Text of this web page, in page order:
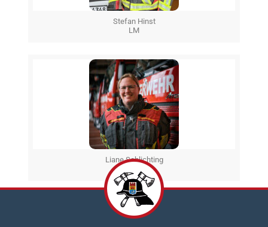
Stefan Hinst
LM
Liane Schlichting